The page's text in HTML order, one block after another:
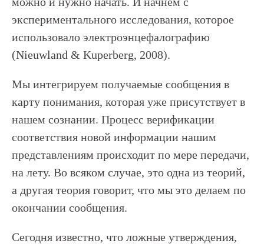
экспериментального исследования, которое
использовало электроэнцефалографию
(Nieuwland & Kuperberg, 2008).
Мы интегрируем получаемые сообщения в
карту понимания, которая уже присутствует в
нашем сознании. Процесс верификации
соответствия новой информации нашим
представлениям происходит по мере передачи,
на лету. Во всяком случае, это одна из теорий,
а другая теория говорит, что мы это делаем по
окончании сообщения.
Сегодня известно, что ложные утверждения,